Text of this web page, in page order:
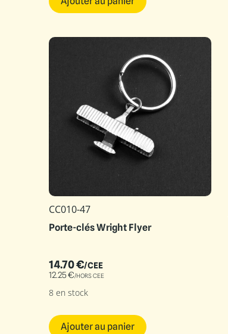
CC010-47
Porte-clés Wright Flyer
14.70€/CEE
12.25€/HORS CEE
8 en stock
Ajouter au panier